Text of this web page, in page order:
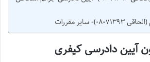
سایر مقررات
آیین دادرسی کیفری